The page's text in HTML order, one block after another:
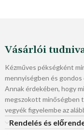
Vásárlói
Kézműves pékségként
mennyiségben és
Annak érdekében, hogy
megszokott minőségben
vegyék figyelembe az
Rendelés és